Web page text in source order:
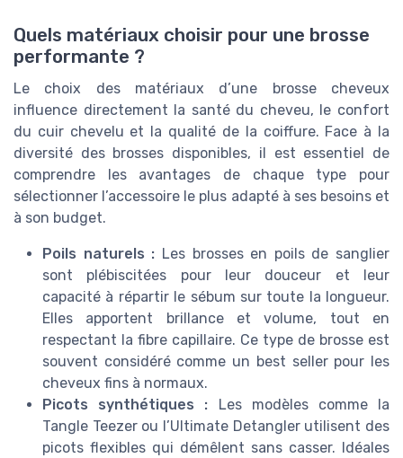
Quels matériaux choisir pour une brosse
performante ?
Le choix des matériaux d’une brosse cheveux
influence directement la santé du cheveu, le confort
du cuir chevelu et la qualité de la coiffure. Face à la
diversité des brosses disponibles, il est essentiel de
comprendre les avantages de chaque type pour
sélectionner l’accessoire le plus adapté à ses besoins et
à son budget.
Poils naturels : Les brosses en poils de sanglier
sont plébiscitées pour leur douceur et leur
capacité à répartir le sébum sur toute la longueur.
Elles apportent brillance et volume, tout en
respectant la fibre capillaire. Ce type de brosse est
souvent considéré comme un best seller pour les
cheveux fins à normaux.
Picots synthétiques : Les modèles comme la
Tangle Teezer ou l’Ultimate Detangler utilisent des
picots flexibles qui démêlent sans casser. Idéales